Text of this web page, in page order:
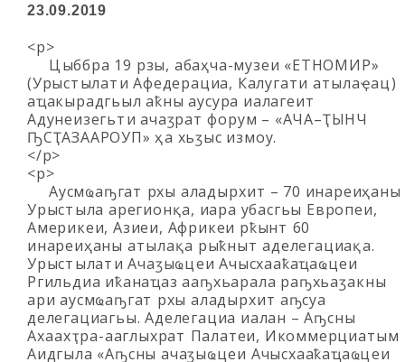
23.09.2019
<p>
Цәыббра 19 рзы, абаҳча-музеи «ЕТНОМИР»
(Урыстәылатәи Афедерациа, Калугатәи атәылаҿацә)
аҵакырадгьыл аҟны аусура иалагеит
Адунеизегьтәи ачаӡратә форум – «АЧА–ҬЫНЧ
ҦСҬАЗААРОУП» ҳәа хьӡыс измоу.
</p>
<p>
Аусмҩаҧгатә рхы аладырхәит – 70 инареиҳаны
Урыстәыла арегионқәа, иара убасгьы Европеи,
Америкеи, Азиеи, Африкеи рҟынтә 60
инареиҳаны атәылақәа рыҟнытә аделегациақәа.
Урыстәылатәи Ачаӡыҩцәеи Ачысхааҟаҵаҩцәеи
Ргильдиа иҟанаҵаз ааҧхьарала раҧхьаӡакәны
ари аусмҩаҧгатә рхы аладырхәит аҧсуа
делегациагьы. Аделегациа иалан – Аҧсны
Ахәаахәҭра-ааглыхратә Палатеи, Икоммерциатәым
Аидгыла «Аҧсны ачаӡыҩцәеи Ачысхааҟаҵаҩцәеи